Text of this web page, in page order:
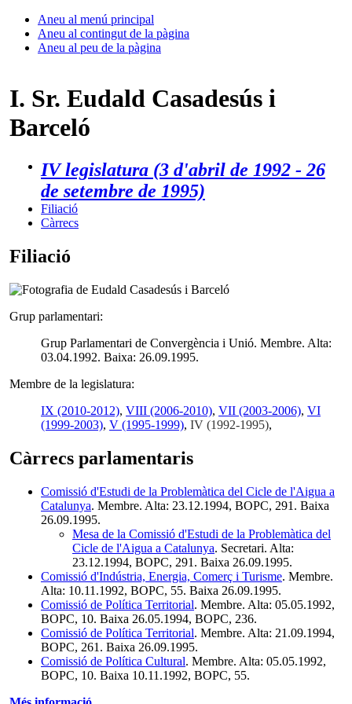
Aneu al menú principal
Aneu al contingut de la pàgina
Aneu al peu de la pàgina
I. Sr. Eudald Casadesús i
Barceló
IV legislatura (3 d'abril de 1992 - 26
de setembre de 1995)
Filiació
Càrrecs
Filiació
Grup parlamentari:
Grup Parlamentari de Convergència i Unió. Membre. Alta:
03.04.1992. Baixa: 26.09.1995.
Membre de la legislatura:
IX (2010-2012), VIII (2006-2010), VII (2003-2006), VI
(1999-2003), V (1995-1999), IV (1992-1995),
Càrrecs parlamentaris
Comissió d'Estudi de la Problemàtica del Cicle de l'Aigua a
Catalunya. Membre. Alta: 23.12.1994, BOPC, 291. Baixa
26.09.1995.
Mesa de la Comissió d'Estudi de la Problemàtica del
Cicle de l'Aigua a Catalunya. Secretari. Alta:
23.12.1994, BOPC, 291. Baixa 26.09.1995.
Comissió d'Indústria, Energia, Comerç i Turisme. Membre.
Alta: 10.11.1992, BOPC, 55. Baixa 26.09.1995.
Comissió de Política Territorial. Membre. Alta: 05.05.1992,
BOPC, 10. Baixa 26.05.1994, BOPC, 236.
Comissió de Política Territorial. Membre. Alta: 21.09.1994,
BOPC, 261. Baixa 26.09.1995.
Comissió de Política Cultural. Membre. Alta: 05.05.1992,
BOPC, 10. Baixa 10.11.1992, BOPC, 55.